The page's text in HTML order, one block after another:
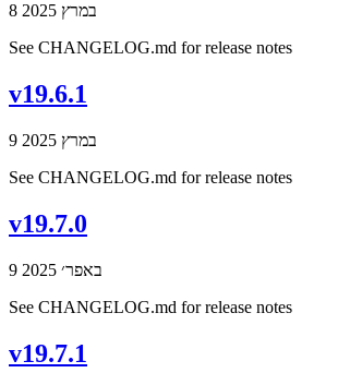
8 במרץ 2025
See CHANGELOG.md for release notes
v19.6.1
9 במרץ 2025
See CHANGELOG.md for release notes
v19.7.0
9 באפר׳ 2025
See CHANGELOG.md for release notes
v19.7.1